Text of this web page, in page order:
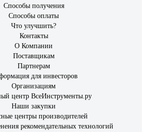
Способы получения
Способы оплаты
Что улучшить?
Контакты
О Компании
Поставщикам
Партнерам
для инвесторов
Организациям
центр ВсеИнструменты.ру
Наши закупки
центры производителей
рекомендательных технологий